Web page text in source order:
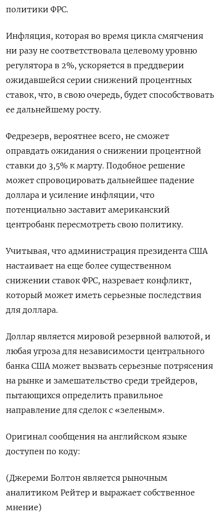
политики ФРС.
Инфляция, которая во время цикла смягчения
ни разу не соответствовала целевому уровню
регулятора в 2%, ускоряется в преддверии
ожидавшейся серии снижений процентных
ставок, что, в свою очередь, будет способствовать
ее дальнейшему росту.
Федрезерв, вероятнее всего, не сможет
оправдать ожидания о снижении процентной
ставки до 3,5% к марту. Подобное решение
может спровоцировать дальнейшее падение
доллара и усиление инфляции, что
потенциально заставит американский
центробанк пересмотреть свою политику.
Учитывая, что администрация президента США
настаивает на еще более существенном
снижении ставок ФРС, назревает конфликт,
который может иметь серьезные последствия
для доллара.
Доллар является мировой резервной валютой, и
любая угроза для независимости центрального
банка США может вызвать серьезные потрясения
на рынке и замешательство среди трейдеров,
пытающихся определить правильное
направление для сделок с «зеленым».
Оригинал сообщения на английском языке
доступен по коду:
(Джереми Болтон является рыночным
аналитиком Рейтер и выражает собственное
мнение)